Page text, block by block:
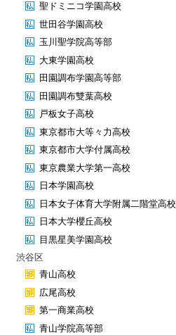
聖ドミニコ学園高校
世田谷学園高校
玉川聖学院高等部
大東学園高校
田園調布学園高等部
田園調布雙葉高校
戸板女子高校
東京都市大等々力高校
東京都市大学付属高校
東京農業大学第一高校
日本学園高校
日本女子体育大学附属二階堂高校
日本大学櫻丘高校
目黒星美学園高校
渋谷区
青山高校
広尾高校
第一商業高校
青山学院高等部